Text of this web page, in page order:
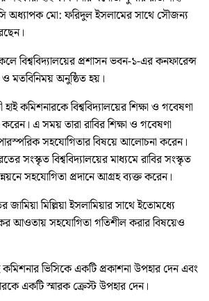
অধ্যাপক মো: ফরিদুল ইসলামের সাথে সৌজন্য
বিশ্ববিদ্যালয়ের প্রশাসন ভবন-১-এর কনফারেন্স
মতবিনিময় অনুষ্ঠিত হয়।
হাই কমিশনারকে বিশ্ববিদ্যালয়ের শিক্ষা ও গবেষণা
এ সময় তারা রাবির শিক্ষা ও গবেষণা
সহযোগিতার বিষয়ে আলোচনা করেন।
সংস্কৃত বিশ্ববিদ্যালয়ের মাধ্যমে রাবির সংস্কৃত
সহযোগিতা প্রদানে আগ্রহ ব্যক্ত করেন।
জামিয়া মিল্লিয়া ইসলামিয়ার সাথে ইতোমধ্যে
আওতায় সহযোগিতা গতিশীল করার বিষয়েও
কমিশনার ভিসিকে একটি প্রকাশনা উপহার দেন এবং
একটি স্মারক ক্রেস্ট উপহার দেন।